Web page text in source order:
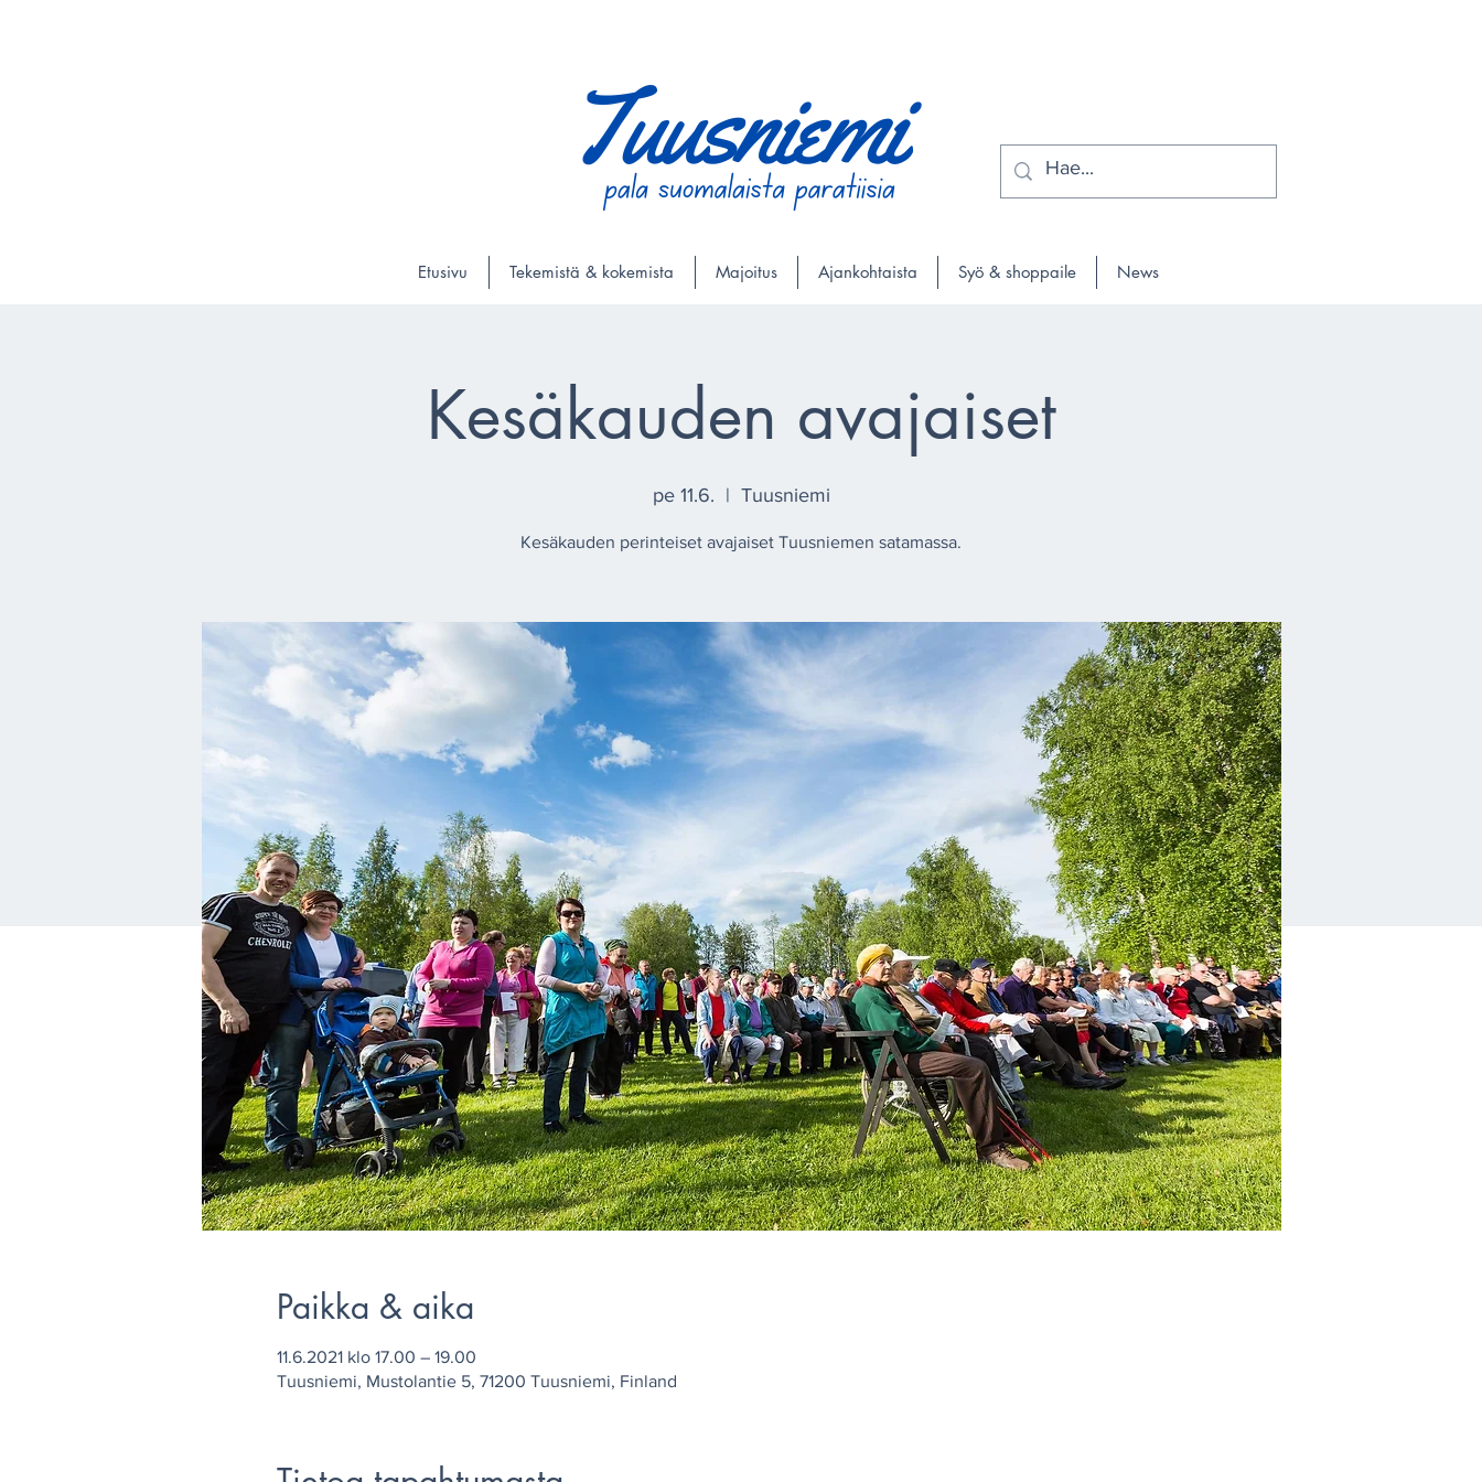
Etusivu Tekemistä & kokemista Majoitus Ajankohtaista Syö & shoppaile News
Kesäkauden avajaiset
pe 11.6.
  |
Tuusniemi
Kesäkauden perinteiset avajaiset Tuusniemen satamassa.
Paikka & aika
11.6.2021 klo 17.00 – 19.00
Tuusniemi, Mustolantie 5, 71200 Tuusniemi, Finland